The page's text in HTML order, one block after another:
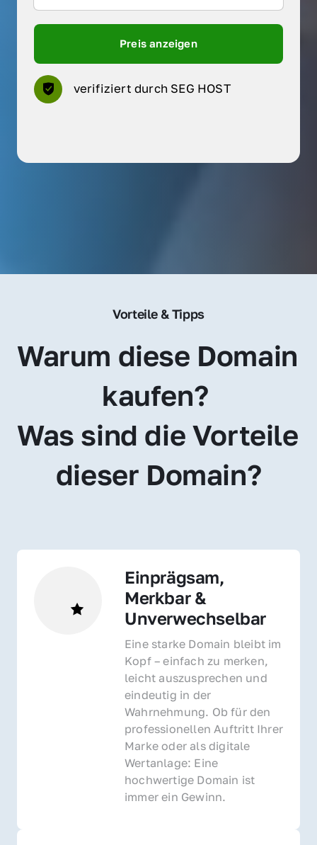
Preis anzeigen
verifiziert durch SEG HOST
Vorteile & Tipps
Warum diese Domain
kaufen?
Was sind die Vorteile
dieser Domain?
Einprägsam,
Merkbar &
Unverwechselbar
Eine starke Domain bleibt im
Kopf – einfach zu merken,
leicht auszusprechen und
eindeutig in der
Wahrnehmung. Ob für den
professionellen Auftritt Ihrer
Marke oder als digitale
Wertanlage: Eine
hochwertige Domain ist
immer ein Gewinn.